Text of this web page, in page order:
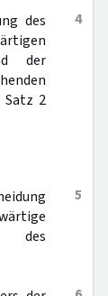
4
des
der
2
5
des